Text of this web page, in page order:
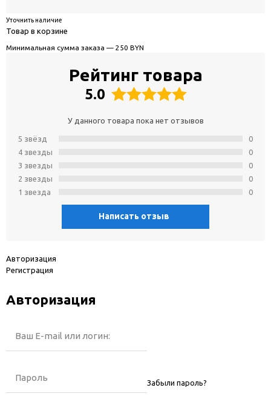
Уточнить наличие
Товар в корзине
Минимальная сумма заказа — 250 BYN
Рейтинг товара
5.0
У данного товара пока нет отзывов
5 звёзд
4 звeзды
3 звeзды
2 звeзды
1 звeзда
0
0
0
0
0
Написать отзыв
Авторизация
Регистрация
Авторизация
Ваш E-mail или логин:
Пароль Забыли пароль?